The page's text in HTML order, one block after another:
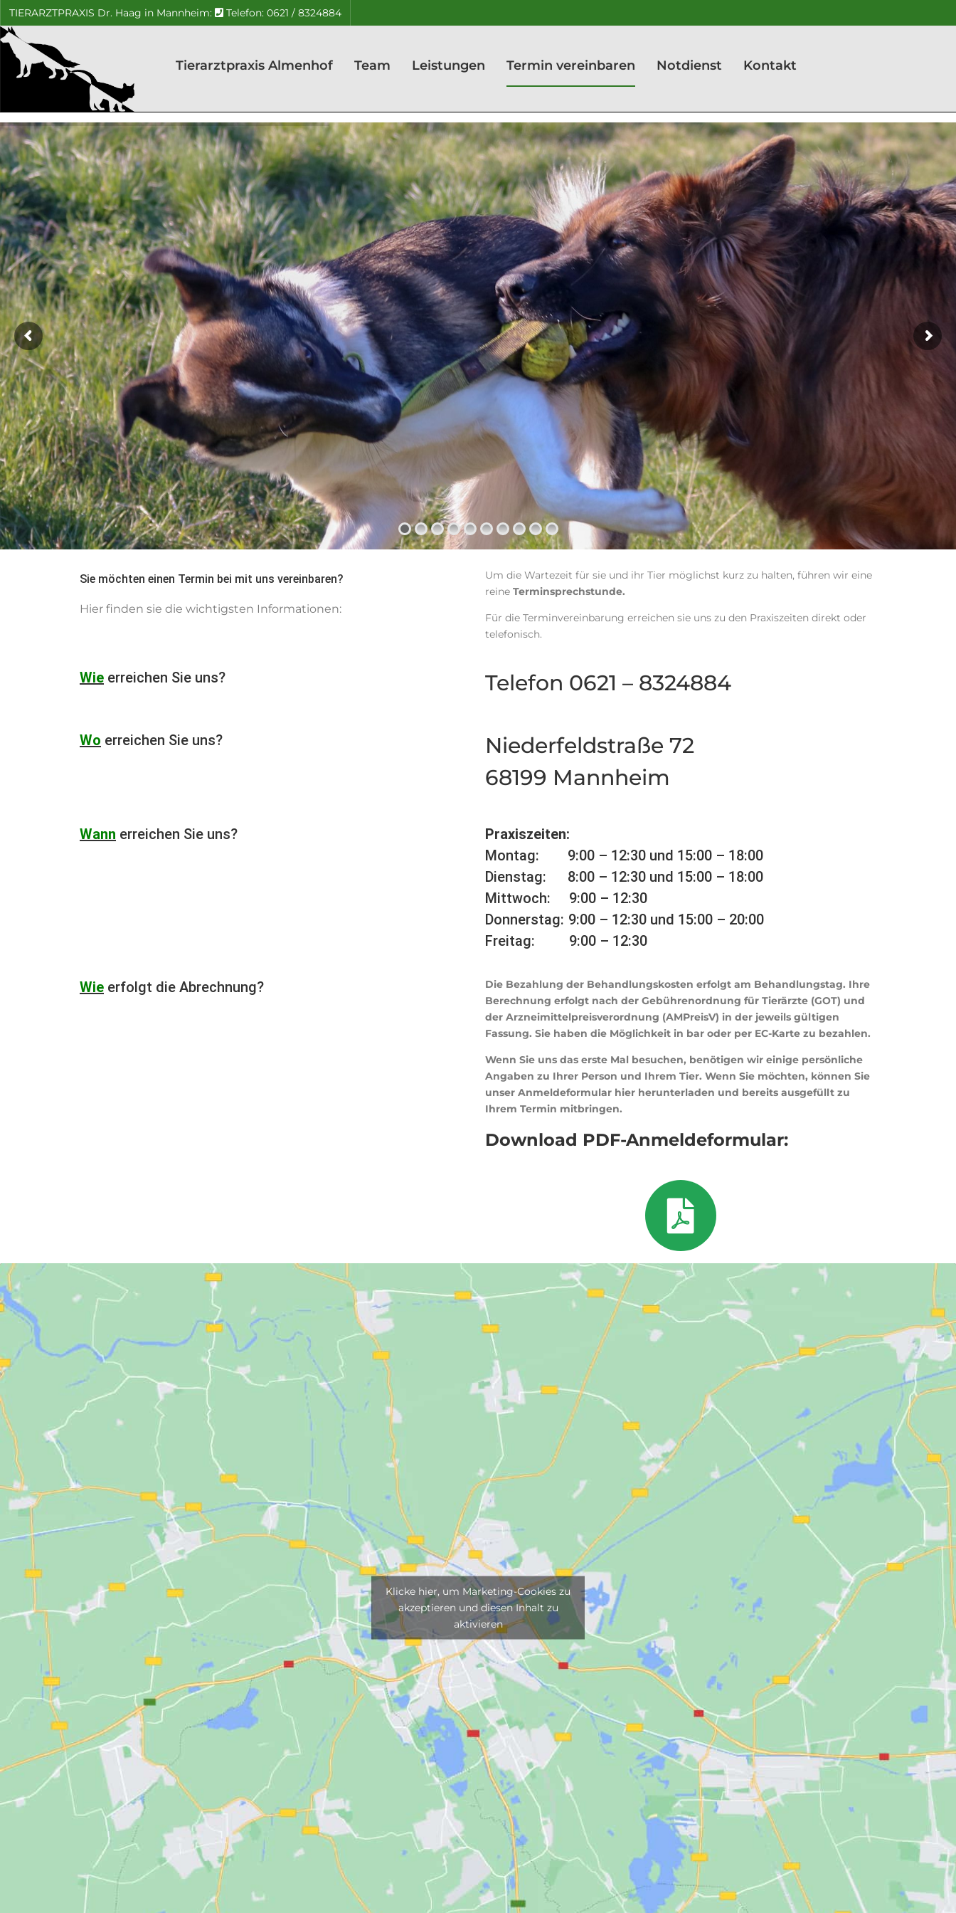
TIERARZTPRAXIS Dr. Haag in Mannheim: Telefon: 0621 / 8324884
Dr. Haag –
Mannheim
Tierarztpraxis Almenhof Team Leistungen Termin vereinbaren Notdienst Kontakt
Sie möchten einen Termin bei mit uns vereinbaren?
Hier finden sie die wichtigsten Informationen:
Um die Wartezeit für sie und ihr Tier möglichst kurz zu halten, führen wir eine
reine Terminsprechstunde.
Für die Terminvereinbarung erreichen sie uns zu den Praxiszeiten direkt oder
telefonisch.
Wie erreichen Sie uns? Telefon 0621 – 8324884
Wo erreichen Sie uns?
Niederfeldstraße 72
68199 Mannheim
Wann erreichen Sie uns?
Praxiszeiten:
Montag:
9:00 – 12:30 und 15:00 – 18:00
Dienstag:
8:00 – 12:30 und 15:00 – 18:00
Mittwoch:
9:00 – 12:30
Donnerstag: 9:00 – 12:30 und 15:00 – 20:00
Freitag:
9:00 – 12:30
Wie erfolgt die Abrechnung?
Die Bezahlung der Behandlungskosten erfolgt am Behandlungstag. Ihre
Berechnung erfolgt nach der Gebührenordnung für Tierärzte (GOT) und
der Arzneimittelpreisverordnung (AMPreisV) in der jeweils gültigen
Fassung. Sie haben die Möglichkeit in bar oder per EC-Karte zu bezahlen.
Wenn Sie uns das erste Mal besuchen, benötigen wir einige persönliche
Angaben zu Ihrer Person und Ihrem Tier. Wenn Sie möchten, können Sie
unser Anmeldeformular hier herunterladen und bereits ausgefüllt zu
Ihrem Termin mitbringen.
Download PDF-Anmeldeformular:
Klicke hier, um Marketing-Cookies zu
akzeptieren und diesen Inhalt zu
aktivieren